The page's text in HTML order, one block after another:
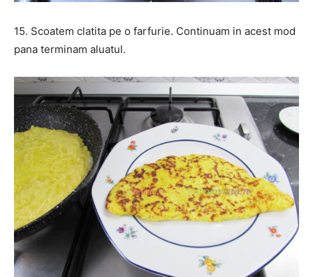
15. Scoatem clatita pe o farfurie. Continuam in acest mod
pana terminam aluatul.